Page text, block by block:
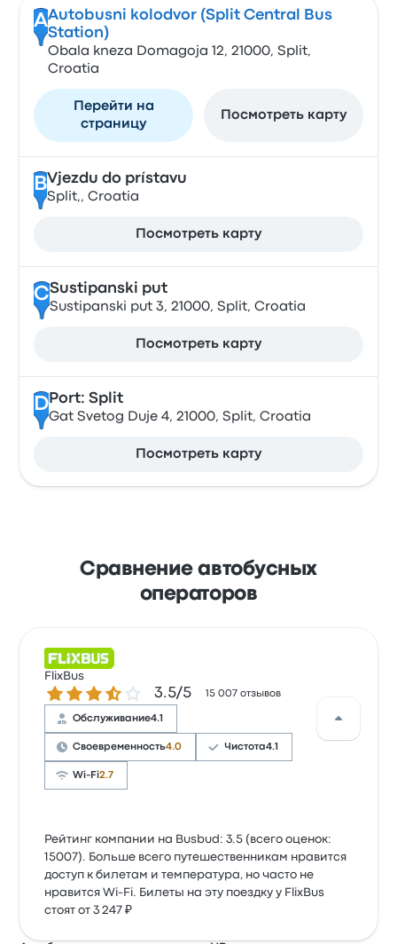
AAutobusni kolodvor (Split Central Bus
Station)
Obala kneza Domagoja 12, 21000, Split,
Croatia
Перейти на
страницу
Посмотреть карту
BVjezdu do prístavu
Split,, Croatia
Посмотреть карту
CSustipanski put
Sustipanski put 3, 21000, Split, Croatia
Посмотреть карту
DPort: Split
Gat Svetog Duje 4, 21000, Split, Croatia
Посмотреть карту
Сравнение автобусных
операторов
FlixBus
Количество звезд: 3.5 из 5
3.5/5 15 007 отзывов
Обслуживание4.1
Своевременность4.0 Чистота4.1
Wi-Fi2.7
Рейтинг компании на Busbud: 3.5 (всего оценок:
15007). Больше всего путешественникам нравится
доступ к билетам и температура, но часто не
нравится Wi-Fi. Билеты на эту поездку у FlixBus
стоят от 3 247 ₽